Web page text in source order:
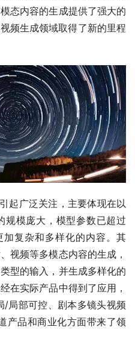
态内容的生成提供了强大的
频生成领域取得了新的里程
起广泛关注，主要体现在以
规模庞大，模型参数已超过
复杂和多样化的内容。其
视频等多模态内容的生成，
型的输入，并生成多样化的
在实际产品中得到了应用，
/局部可控、剧本多镜头视频
产品和商业化方面带来了领